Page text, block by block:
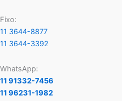
Fixo:
11 3644-8877
11 3644-3392
WhatsApp:
11 91332-7456
11 96231-1982